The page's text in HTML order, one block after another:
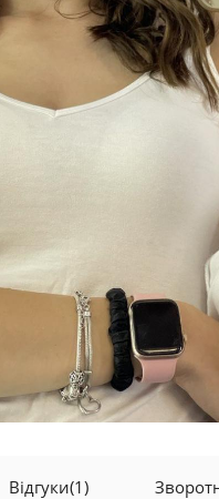
Відгуки(1)